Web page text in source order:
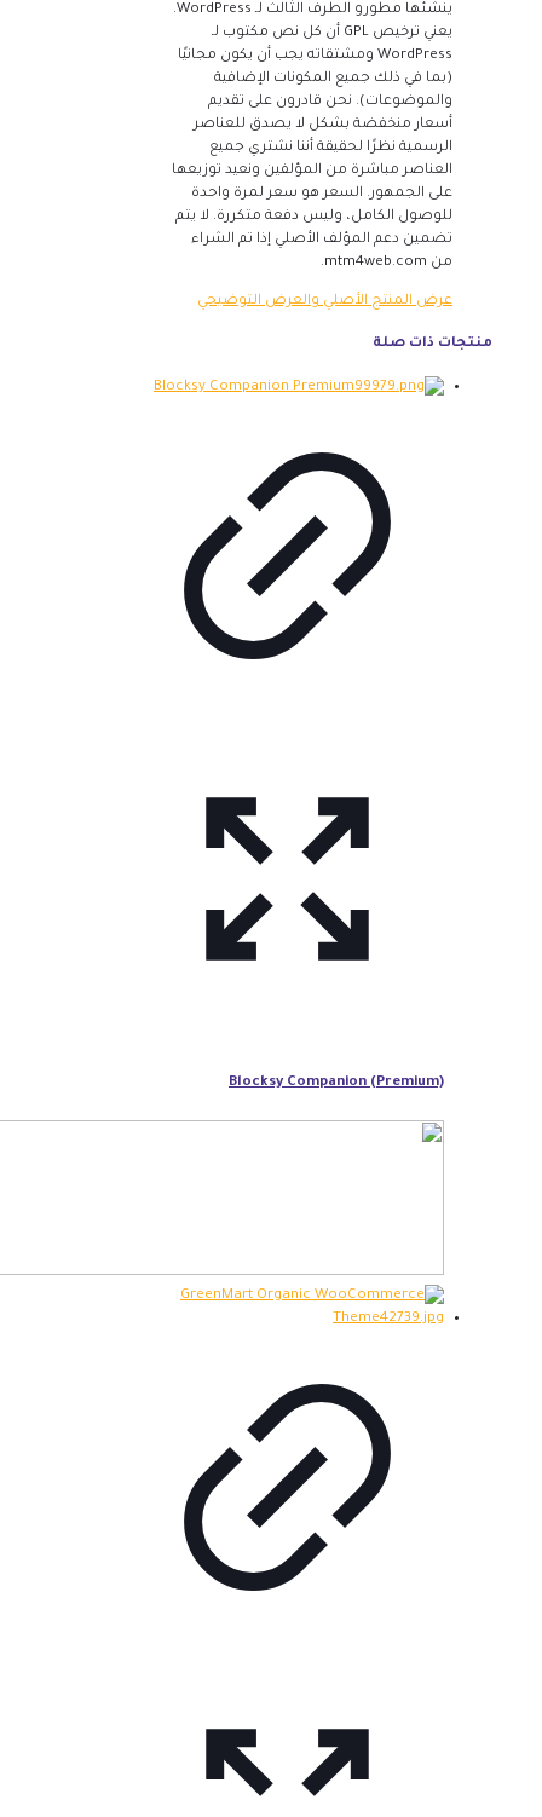
ينشئها مطورو الطرف الثالث لـ WordPress.
يعني ترخيص GPL أن كل نص مكتوب لـ
WordPress ومشتقاته يجب أن يكون مجانيًا
(بما في ذلك جميع المكونات الإضافية
والموضوعات). نحن قادرون على تقديم
أسعار منخفضة بشكل لا يصدق للعناصر
الرسمية نظرًا لحقيقة أننا نشتري جميع
العناصر مباشرة من المؤلفين ونعيد توزيعها
على الجمهور. السعر هو سعر لمرة واحدة
للوصول الكامل، وليس دفعة متكررة. لا يتم
تضمين دعم المؤلف الأصلي إذا تم الشراء
من mtm4web.com.
عرض المنتج الأصلي والعرض التوضيحي
منتجات ذات صلة
Blocksy Companion (Premium)